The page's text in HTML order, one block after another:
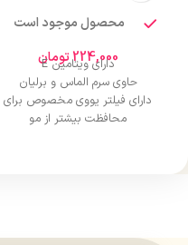
محصول موجود است
224,000تومان
دارای ویتامین E
حاوی سرم الماس و برلیان
دارای فیلتر یووی مخصوص برای
محافظت بیشتر از مو